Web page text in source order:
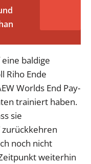
baldige
Riho Ende
Worlds End Pay-
trainiert haben.
sie
zurückkehren
noch nicht
weiterhin